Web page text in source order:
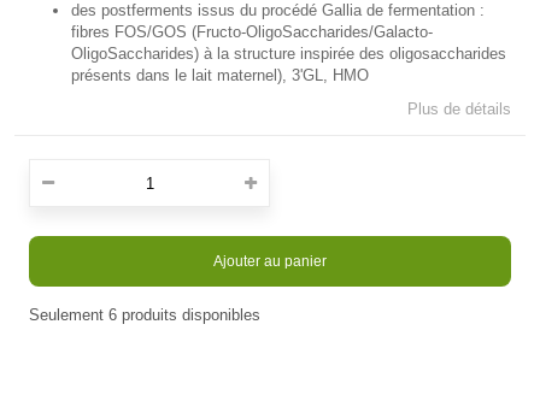
des postferments issus du procédé Gallia de fermentation :
fibres FOS/GOS (Fructo-OligoSaccharides/Galacto-
OligoSaccharides) à la structure inspirée des oligosaccharides
présents dans le lait maternel), 3'GL, HMO
Plus de détails
Ajouter au panier
Seulement 6 produits disponibles